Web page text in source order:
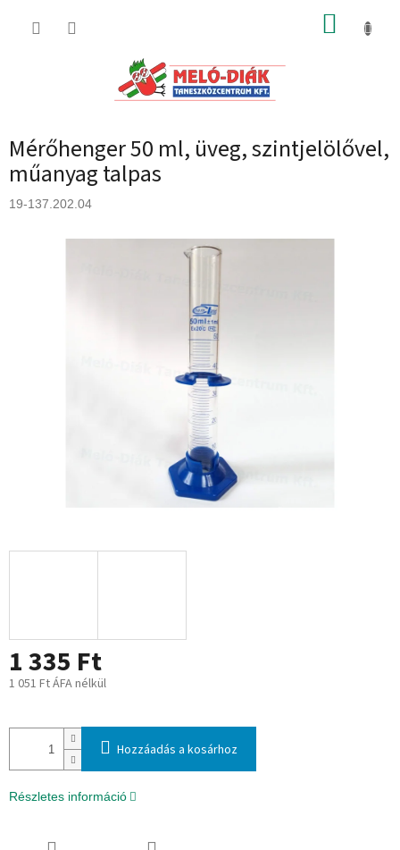
KOSÁR
Mérőhenger 50 ml, üveg, szintjelölővel,
műanyag talpas
19-137.202.04
1 335 Ft
1 051 Ft ÁFA nélkül
Hozzáadás a kosárhoz
Részletes információ